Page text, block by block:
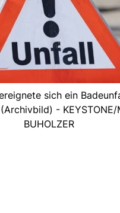
sich ein
- KEYSTONE/
BUHOLZER